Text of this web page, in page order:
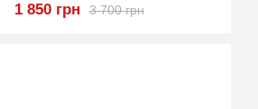
3 700 грн
1 850 грн